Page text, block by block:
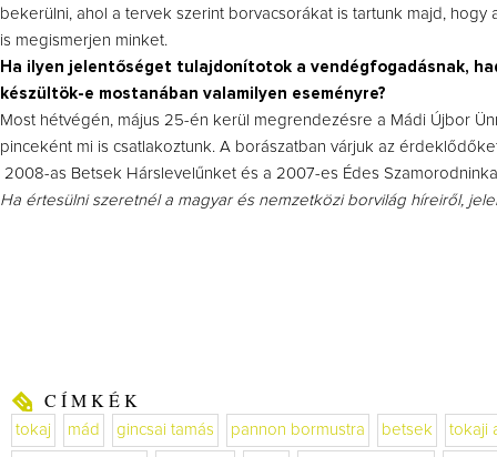
bekerülni, ahol a tervek szerint borvacsorákat is tartunk majd,
is megismerjen minket.
Ha ilyen jelentőséget tulajdonítotok a vendégfogadásnak,
készültök-e mostanában valamilyen eseményre?
Most hétvégén, május 25-én kerül megrendezésre a Mádi Újbor
pinceként mi is csatlakoztunk. A borászatban várjuk az
2008-as Betsek Hárslevelűnket és a 2007-es Édes
Ha értesülni szeretnél a magyar és nemzetközi borvilág híreiről,
CÍMKÉK
tokaj mád gincsai tamás pannon bormustra betsek tokaji